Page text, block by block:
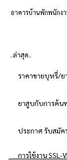
อาคารบ้านพักพนักง
..ล่าสุด..
ราคาขายบุหรี่/ย
ยาสูบกับการค้น
ประกาศ รับสมัค
การใช้งาน SSL-